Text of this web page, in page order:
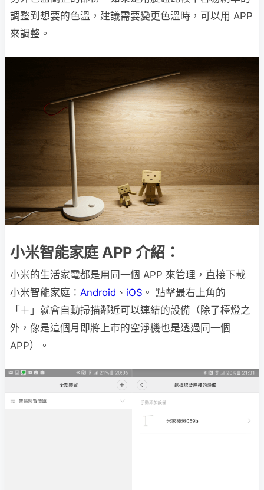
調整到想要的色溫，建議需要變更色溫時，可以用 APP
來調整。
小米智能家庭 APP 介紹：
小米的生活家電都是用同一個 APP 來管理，直接下載
小米智能家庭： Android 、 iOS 。 點擊最右上角的
「＋」就會自動掃描鄰近可以連結的設備（除了檯燈之
外，像是這個月即將上市的空淨機也是透過同一個
APP）。